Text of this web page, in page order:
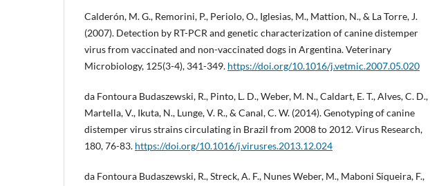
Calderón, M. G., Remorini, P., Periolo, O., Iglesias, M., Mattion, N., & La Torre, J.
(2007). Detection by RT-PCR and genetic characterization of canine distemper
virus from vaccinated and non-vaccinated dogs in Argentina. Veterinary
Microbiology, 125(3-4), 341-349. https://doi.org/10.1016/j.vetmic.2007.05.020
da Fontoura Budaszewski, R., Pinto, L. D., Weber, M. N., Caldart, E. T., Alves, C. D.,
Martella, V., Ikuta, N., Lunge, V. R., & Canal, C. W. (2014). Genotyping of canine
distemper virus strains circulating in Brazil from 2008 to 2012. Virus Research,
180, 76-83. https://doi.org/10.1016/j.virusres.2013.12.024
da Fontoura Budaszewski, R., Streck, A. F., Nunes Weber, M., Maboni Siqueira, F.,